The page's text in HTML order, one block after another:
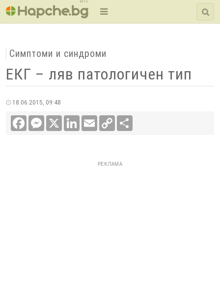
BETA
Симптоми и синдроми
ЕКГ – ляв патологичен тип
18.06.2015, 09:48
FacebookMessenger LinkedInEmail
Copy
Link
РЕКЛАМА